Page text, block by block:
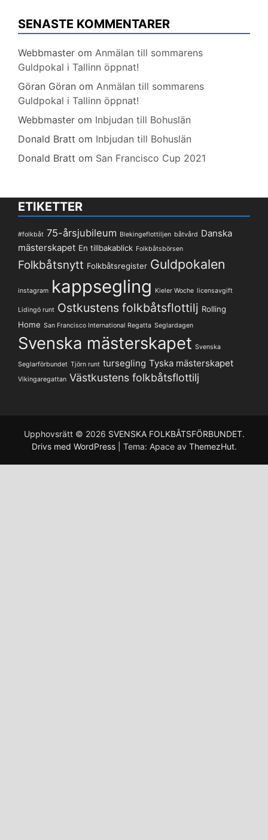
SENASTE KOMMENTARER
Webbmaster om Anmälan till sommarens
Guldpokal i Tallinn öppnat!
Göran Göran om Anmälan till sommarens
Guldpokal i Tallinn öppnat!
Webbmaster om Inbjudan till Bohuslän
Donald Bratt om Inbjudan till Bohuslän
Donald Bratt om San Francisco Cup 2021
ETIKETTER
#folkbåt 75-årsjubileum Blekingeflottiljen båtvård Danska
mästerskapet En tillbakablick Folkbåtsbörsen
Folkbåtsnytt Folkbåtsregister Guldpokalen
instagram kappsegling Kieler Woche licensavgift
Lidingö runt Ostkustens folkbåtsflottilj Rolling
Home San Francisco International Regatta Seglardagen
Svenska mästerskapet Svenska
Seglarförbundet Tjörn runt tursegling Tyska mästerskapet
Vikingaregattan Västkustens folkbåtsflottilj
Upphovsrätt © 2026 SVENSKA FOLKBÅTSFÖRBUNDET.
Drivs med WordPress
Tema: Apace av ThemezHut.